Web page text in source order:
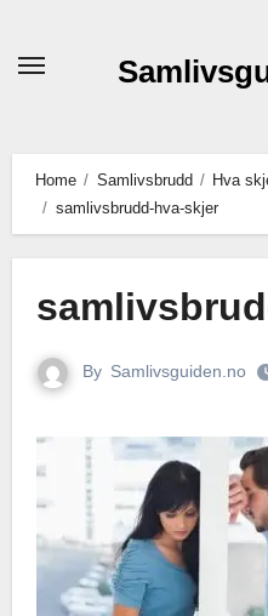
Home Samlivsbrudd
Hva
samlivsbrudd-hva-skjer
By Samlivsguiden.no